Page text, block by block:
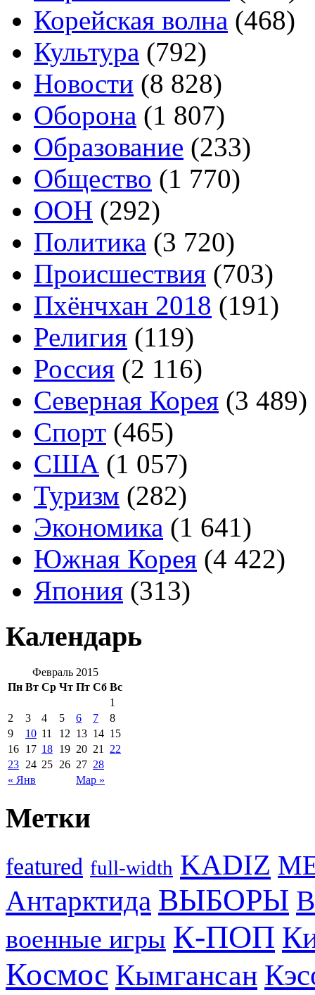
Корейская волна (468)
Культура (792)
Новости (8 828)
Оборона (1 807)
Образование (233)
Общество (1 770)
ООН (292)
Политика (3 720)
Происшествия (703)
Пхёнчхан 2018 (191)
Религия (119)
Россия (2 116)
Северная Корея (3 489)
Спорт (465)
США (1 057)
Туризм (282)
Экономика (1 641)
Южная Корея (4 422)
Япония (313)
Календарь
Февраль 2015
Пн Вт Ср Чт Пт Сб Вс
« Янв Мар »
1
2
3 4 5 6 7
8
9
10 11 12 13 14 15
16 17 18 19 20 21
22
23 24 25 26 27 28
Метки
featured full-width KADIZ
Антарктида ВЫБОРЫ
военные игры К-ПОП
Космос Кымгансан